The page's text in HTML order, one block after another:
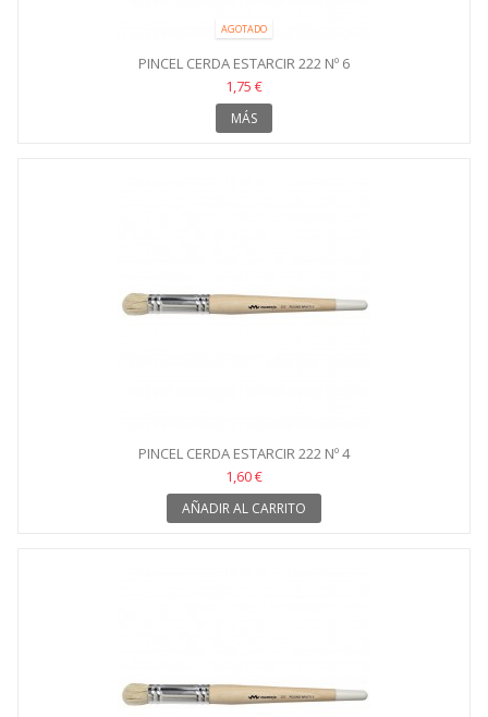
AGOTADO
PINCEL CERDA ESTARCIR 222 Nº 6
1,75 €
MÁS
PINCEL CERDA ESTARCIR 222 Nº 4
1,60 €
AÑADIR AL CARRITO